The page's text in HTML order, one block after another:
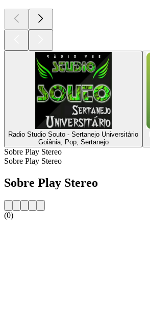
Radio Studio Souto - Sertanejo Universitário
Goiânia, Pop, Sertanejo
Sobre Play Stereo
Sobre Play Stereo
Sobre Play Stereo
(0)